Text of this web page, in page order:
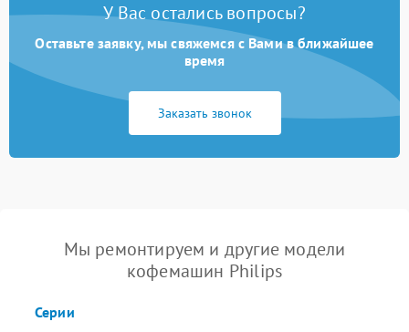
У Вас остались вопросы?
Оставьте заявку, мы свяжемся с Вами в ближайшее
время
Заказать звонок
Мы ремонтируем и другие модели
кофемашин Philips
Серии